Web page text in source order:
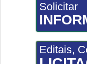
Solicitar
Editais,